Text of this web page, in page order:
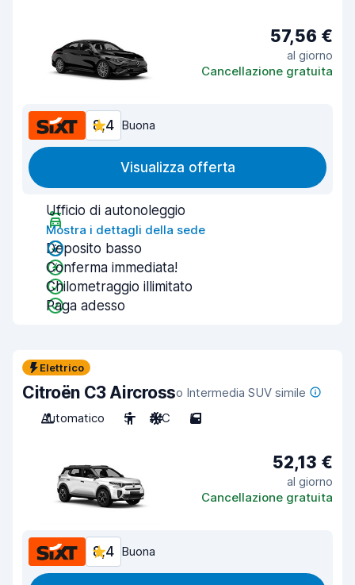
57,56 €
al giorno
Cancellazione gratuita
8,4 Buona
Visualizza offerta
Ufficio di autonoleggio
Mostra i dettagli della sede
Deposito basso
Conferma immediata!
Chilometraggio illimitato
Paga adesso
Elettrico
Citroën C3 Aircrosso Intermedia SUV simile
Automatico
5 A/C 5
52,13 €
al giorno
Cancellazione gratuita
8,4 Buona